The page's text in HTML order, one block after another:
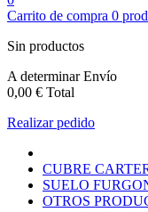
Carrito de compra 0
Sin productos
A determinarEnvío
0,00 € Total
Realizar pedido
CUBRE
SUELO
OTROS